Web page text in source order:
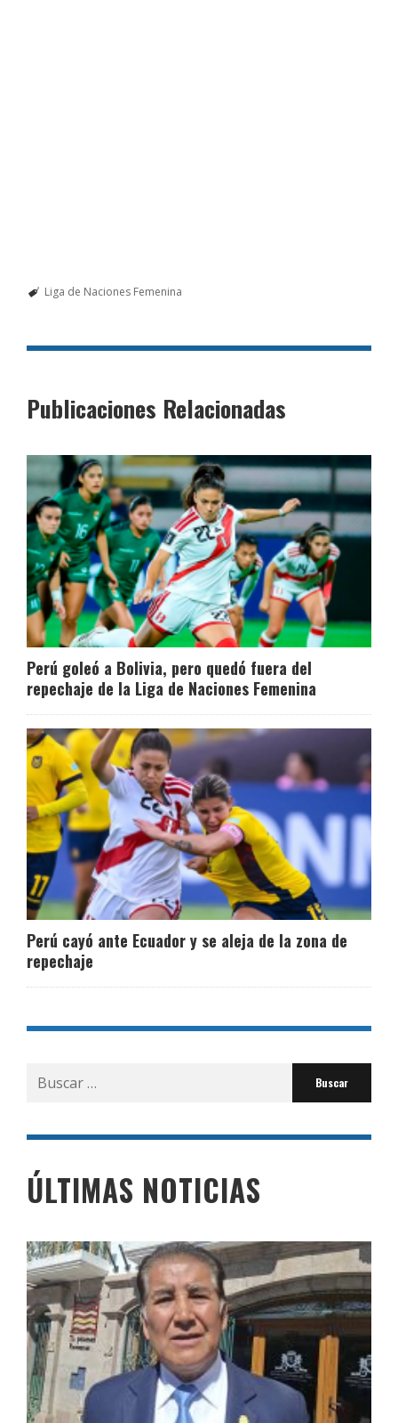
Liga de Naciones Femenina
Publicaciones Relacionadas
Perú goleó a Bolivia, pero quedó fuera del
repechaje de la Liga de Naciones Femenina
Perú cayó ante Ecuador y se aleja de la zona de
repechaje
Buscar
por:
ÚLTIMAS NOTICIAS